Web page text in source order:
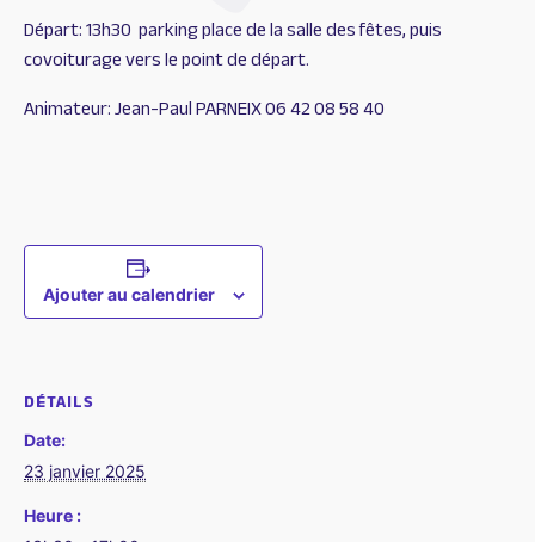
Départ: 13h30 parking place de la salle des fêtes, puis
covoiturage vers le point de départ.
Animateur: Jean-Paul PARNEIX 06 42 08 58 40
Ajouter au calendrier
DÉTAILS
Date:
23 janvier 2025
Heure :